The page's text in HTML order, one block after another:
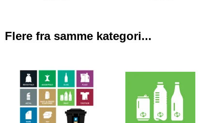
Flere fra samme kategori...